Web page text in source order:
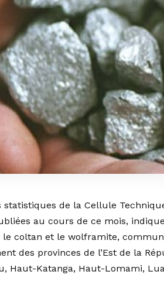
statistiques de la Cellule
au cours de ce mois,
le coltan et le wolframite,
des provinces de l’Est de la
Haut-Katanga, Haut-Lomami,